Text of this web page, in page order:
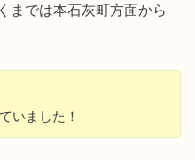
までは本石灰町方面から
いました！